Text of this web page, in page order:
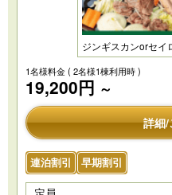
ジンギスカンorセイ
1名様料金( 2名様1棟利用時 )
19,200円 ～
詳細/
連泊割引 早期割引